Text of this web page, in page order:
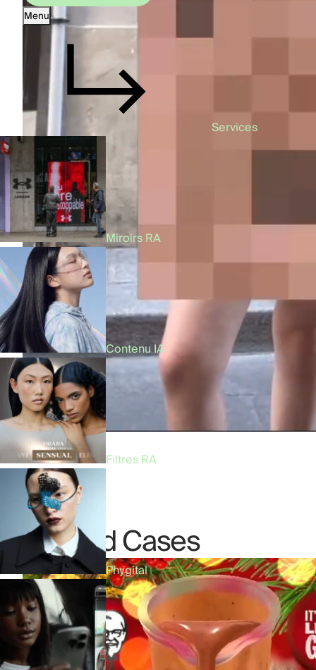
Nous embaucher
Menu
Services
Miroirs RA
Contenu IA
Filtres RA
Phygital
Related Cases